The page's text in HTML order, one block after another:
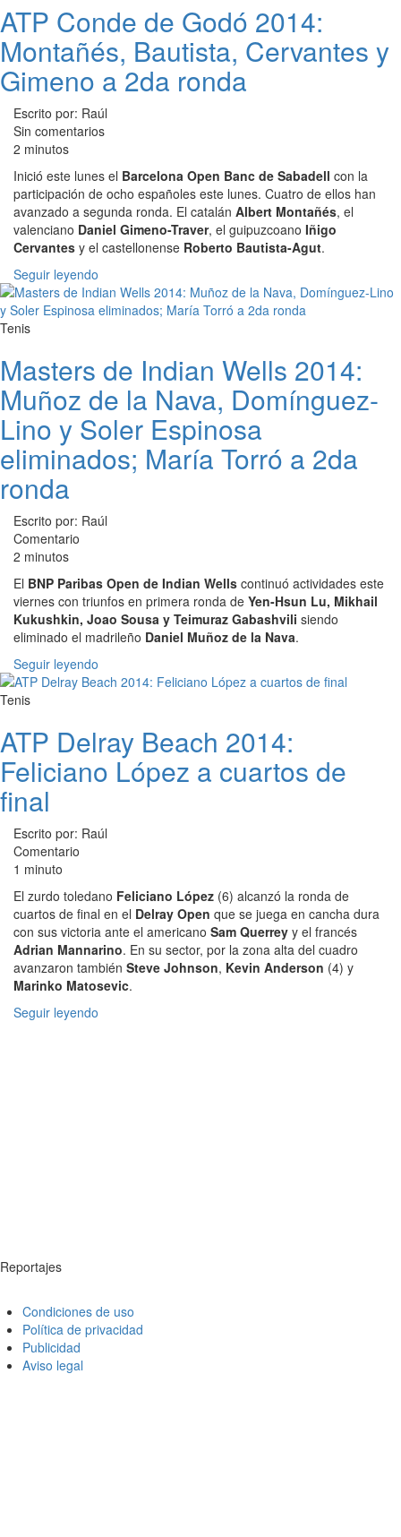
ATP Conde de Godó 2014:
Montañés, Bautista, Cervantes y
Gimeno a 2da ronda
Escrito por: Raúl
Sin comentarios
2 minutos
Inició este lunes el Barcelona Open Banc de Sabadell con la
participación de ocho españoles este lunes. Cuatro de ellos han
avanzado a segunda ronda. El catalán Albert Montañés, el
valenciano Daniel Gimeno-Traver, el guipuzcoano Iñigo
Cervantes y el castellonense Roberto Bautista-Agut.
Seguir leyendo
Tenis
Masters de Indian Wells 2014:
Muñoz de la Nava, Domínguez-
Lino y Soler Espinosa
eliminados; María Torró a 2da
ronda
Escrito por: Raúl
Comentario
2 minutos
El BNP Paribas Open de Indian Wells continuó actividades este
viernes con triunfos en primera ronda de Yen-Hsun Lu, Mikhail
Kukushkin, Joao Sousa y Teimuraz Gabashvili siendo
eliminado el madrileño Daniel Muñoz de la Nava.
Seguir leyendo
Tenis
ATP Delray Beach 2014:
Feliciano López a cuartos de
final
Escrito por: Raúl
Comentario
1 minuto
El zurdo toledano Feliciano López (6) alcanzó la ronda de
cuartos de final en el Delray Open que se juega en cancha dura
con sus victoria ante el americano Sam Querrey y el francés
Adrian Mannarino. En su sector, por la zona alta del cuadro
avanzaron también Steve Johnson, Kevin Anderson (4) y
Marinko Matosevic.
Seguir leyendo
Reportajes
Condiciones de uso
Política de privacidad
Publicidad
Aviso legal